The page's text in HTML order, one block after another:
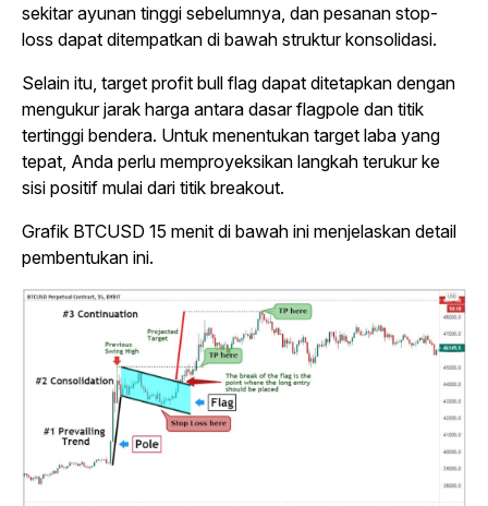
sekitar ayunan tinggi sebelumnya, dan pesanan stop-
loss dapat ditempatkan di bawah struktur konsolidasi.
Selain itu, target profit bull flag dapat ditetapkan dengan
mengukur jarak harga antara dasar flagpole dan titik
tertinggi bendera. Untuk menentukan target laba yang
tepat, Anda perlu memproyeksikan langkah terukur ke
sisi positif mulai dari titik breakout.
Grafik BTCUSD 15 menit di bawah ini menjelaskan detail
pembentukan ini.